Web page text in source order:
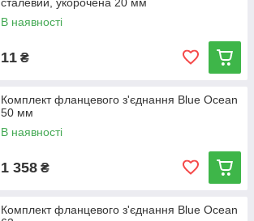
В наявності
11 ₴
Комплект фланцевого з'єднання Blue Ocean
50 мм
В наявності
1 358 ₴
Комплект фланцевого з'єднання Blue Ocean